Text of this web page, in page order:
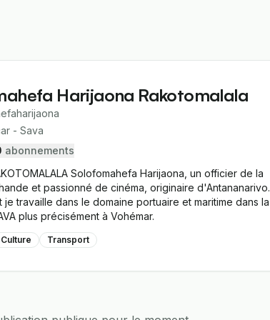
Harijaona Rakotomalala
- Sava
abonnements
Solofomahefa Harijaona, un officier de la
et passionné de cinéma, originaire d'Antananarivo.
je travaille dans le domaine portuaire et maritime dans la
plus précisément à Vohémar.
Culture Transport